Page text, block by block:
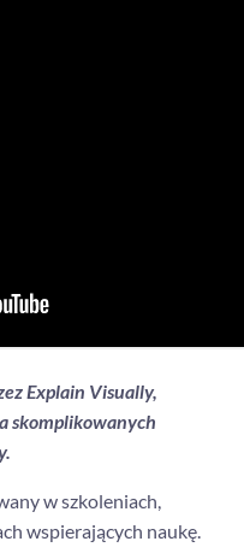
Explain Visually,
skomplikowanych
w szkoleniach,
wspierających naukę.